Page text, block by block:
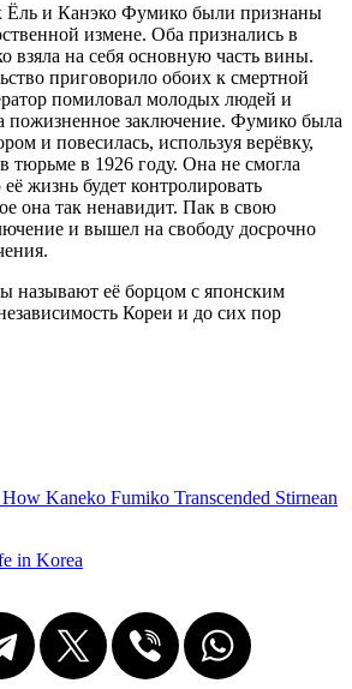
Ёль и Канэко Фумико были признаны
измене. Оба признались в
взяла на себя основную часть вины.
приговорило обоих к смертной
помиловал молодых людей и
пожизненное заключение. Фумико была
и повесилась, используя верёвку,
тюрьме в 1926 году. Она не смогла
жизнь будет контролировать
она так ненавидит. Пак в свою
и вышел на свободу досрочно
называют её борцом с японским
Кореи и до сих пор
Kaneko Fumiko Transcended Stirnean
in Korea